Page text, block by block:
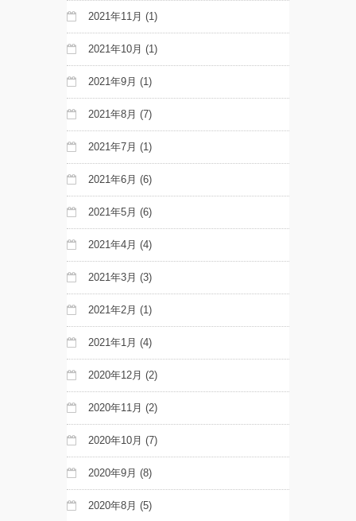
2021年11月 (1)
2021年10月 (1)
2021年9月 (1)
2021年8月 (7)
2021年7月 (1)
2021年6月 (6)
2021年5月 (6)
2021年4月 (4)
2021年3月 (3)
2021年2月 (1)
2021年1月 (4)
2020年12月 (2)
2020年11月 (2)
2020年10月 (7)
2020年9月 (8)
2020年8月 (5)